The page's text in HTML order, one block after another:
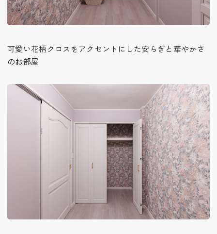
可愛い花柄クロスをアクセントにした安らぎと華やかさ
のお部屋